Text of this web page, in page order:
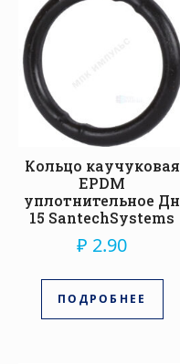
Кольцо каучуковая
EPDM
уплотнительное Дн
15 SantechSystems
₽ 2.90
ПОДРОБНЕЕ